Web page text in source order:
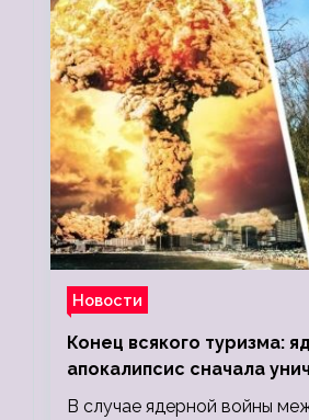
Новости
Конец всякого туризма:
апокалипсис сначала
миллионов, а потом 5
В случае ядерной войны